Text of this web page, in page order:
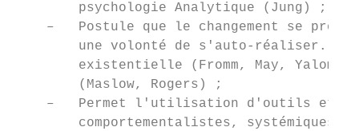
        psychologie Analytique (Jung) ;
–   Postule que le changement se
une volonté de s'auto-réaliser.
existentielle (Fromm, May,
        (Maslow, Rogers) ;
–   Permet l'utilisation d'outils et
comportementalistes, systémiques